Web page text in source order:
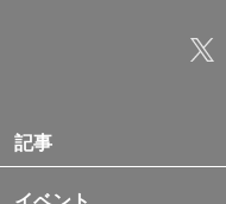
記事